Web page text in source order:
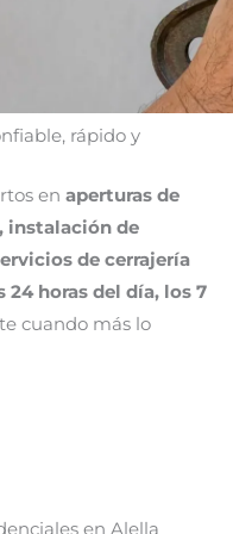
rápido y
en aperturas de
instalación de
de cerrajería
24 horas del día, los 7
cuando más lo
en Alella